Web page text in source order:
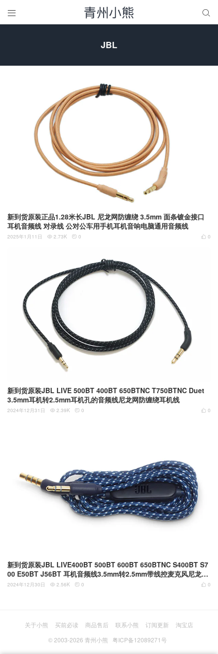
 
JBL
新到货原装正品1.28米长JBL 尼龙网防缠绕 3.5mm 面条镀金接口
耳机音频线 对录线 公对公车用手机耳机音响电脑通用音频线
 0
2025年1月11日  2.73K  0
新到货原装JBL LIVE 500BT 400BT 650BTNC T750BTNC Duet
3.5mm耳机转2.5mm耳机孔的音频线尼龙网防缠绕耳机线
 0
2024年12月31日  2.39K  0
新到货原装JBL LIVE400BT 500BT 600BT 650BTNC S400BT S7
00 E50BT J56BT 耳机音频线3.5mm转2.5mm带线控麦克风尼龙网
耳机线
 0
2024年12月30日  2.56K  0
关于小熊 买前必读 商品售后 联系小熊 订阅更新
淘宝店
© 2003-2026 青州小熊 粤ICP备12089271号